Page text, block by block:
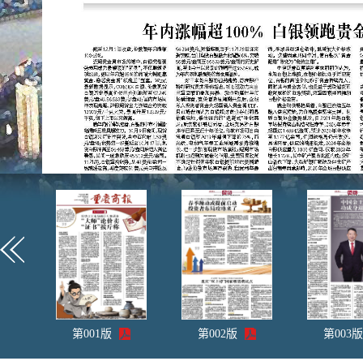
第001版 第002版 第003版